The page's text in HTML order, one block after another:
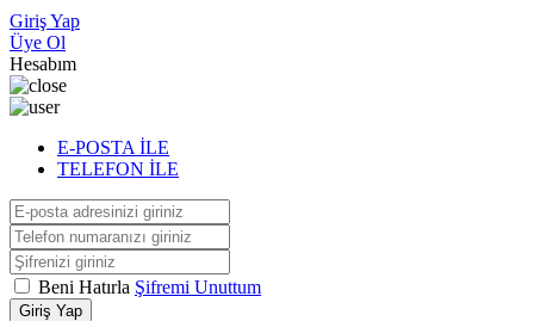
Giriş Yap
Üye Ol
Hesabım
E-POSTA İLE
TELEFON İLE
Beni Hatırla Şifremi Unuttum
Giriş Yap